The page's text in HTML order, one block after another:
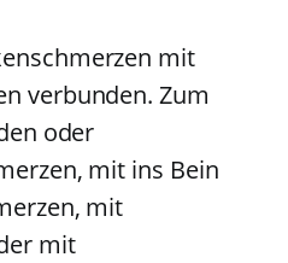
mit
verbunden. Zum
oder
mit ins Bein
mit
mit